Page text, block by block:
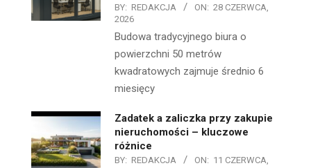
BY: REDAKCJA ON: 28 CZERWCA,
2026
Budowa tradycyjnego biura o
powierzchni 50 metrów
kwadratowych zajmuje średnio 6
miesięcy
Zadatek a zaliczka przy zakupie
nieruchomości – kluczowe
różnice
BY: REDAKCJA ON: 11 CZERWCA,